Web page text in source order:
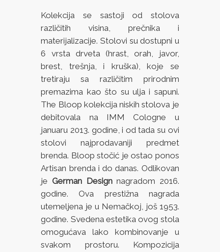
Kolekcija se sastoji od stolova
različitih visina, prečnika i
materijalizacije. Stolovi su dostupni u
6 vrsta drveta (hrast, orah, javor,
brest, trešnja, i kruška), koje se
tretiraju sa različitim prirodnim
premazima kao što su ulja i sapuni.
The Bloop kolekcija niskih stolova je
debitovala na IMM Cologne u
januaru 2013. godine, i od tada su ovi
stolovi najprodavaniji predmet
brenda. Bloop stočić je ostao ponos
Artisan brenda i do danas. Odlikovan
je German Designnagradom 2016.
godine. Ova prestižna nagrada
utemeljena je u Nemačkoj, još 1953.
godine. Svedena estetika ovog stola
omogućava lako kombinovanje u
svakom prostoru. Kompozicija